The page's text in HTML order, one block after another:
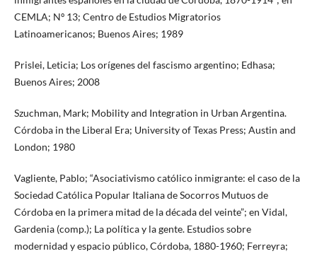
CEMLA; Nº 13; Centro de Estudios Migratorios
Latinoamericanos; Buenos Aires; 1989
Prislei, Leticia; Los orígenes del fascismo argentino; Edhasa;
Buenos Aires; 2008
Szuchman, Mark; Mobility and Integration in Urban Argentina.
Córdoba in the Liberal Era; University of Texas Press; Austin and
London; 1980
Vagliente, Pablo; “Asociativismo católico inmigrante: el caso de la
Sociedad Católica Popular Italiana de Socorros Mutuos de
Córdoba en la primera mitad de la década del veinte”; en Vidal,
Gardenia (comp.); La política y la gente. Estudios sobre
modernidad y espacio público, Córdoba, 1880-1960; Ferreyra;